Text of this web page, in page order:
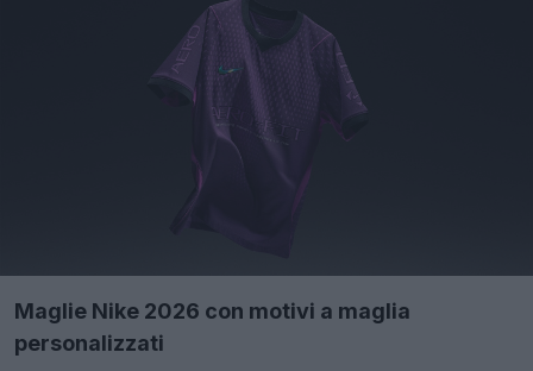
Maglie Nike 2026 con motivi a maglia
personalizzati